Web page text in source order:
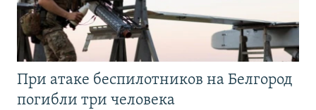
При атаке беспилотников на Белгород
погибли три человека